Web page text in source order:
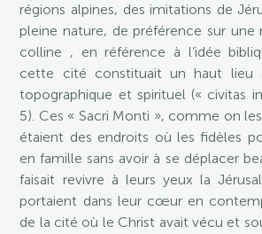
régions alpines, des imitations de
pleine nature, de préférence sur
colline , en référence à l’idée
cette cité constituait un haut lieu
topographique et spirituel (« civitas
5). Ces « Sacri Monti », comme on
étaient des endroits où les fidèles
en famille sans avoir à se déplacer
faisait revivre à leurs yeux la
portaient dans leur cœur en
de la cité où le Christ avait vécu et